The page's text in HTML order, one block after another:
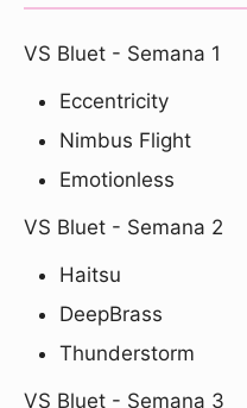
VS Bluet - Semana 1
Eccentricity
Nimbus Flight
Emotionless
VS Bluet - Semana 2
Haitsu
DeepBrass
Thunderstorm
VS Bluet - Semana 3